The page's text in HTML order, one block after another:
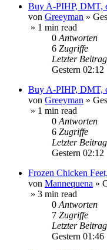
Buy A-PIHP, DMT,
von Greeyman »
» 1 min read
0 Antworten
6 Zugriffe
Letzter Beitrag
Gestern 02:12
Buy A-PIHP, DMT,
von Greeyman »
» 1 min read
0 Antworten
6 Zugriffe
Letzter Beitrag
Gestern 02:12
Frozen Chicken
von Mannequena »
» 3 min read
0 Antworten
7 Zugriffe
Letzter Beitrag
Gestern 01:46